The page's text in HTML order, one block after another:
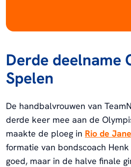
Derde deelname
Spelen
De handbalvrouwen van
derde keer mee aan de
maakte de ploeg in Rio de
formatie van bondscoach
goed, maar in de halve finale